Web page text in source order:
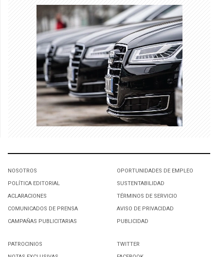
NOSOTROS
POLÍTICA EDITORIAL
ACLARACIONES
COMUNICADOS DE PRENSA
CAMPAÑAS PUBLICITARIAS
OPORTUNIDADES DE EMPLEO
SUSTENTABILIDAD
TÉRMINOS DE SERVICIO
AVISO DE PRIVACIDAD
PUBLICIDAD
PATROCINIOS
TWITTER